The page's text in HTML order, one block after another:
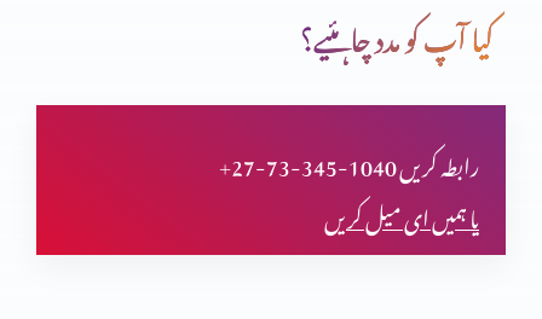
دعا (حصہ اول)
مسیحی مردم شماری اور ہماری زمہ داری
کیا آپ کو مدد چاہئیے؟
+27-73-345-1040 رابطہ کریں
یا ہمیں ای میل کریں